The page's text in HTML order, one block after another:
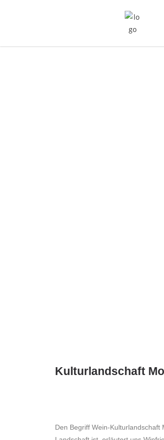
Kulturlandschaft
Den Begriff Wein-